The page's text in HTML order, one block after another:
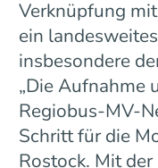
Verknüpfung
ein
insbesondere
„Die Aufnahme
Regiobus-MV-
Schritt für die
Rostock. Mit